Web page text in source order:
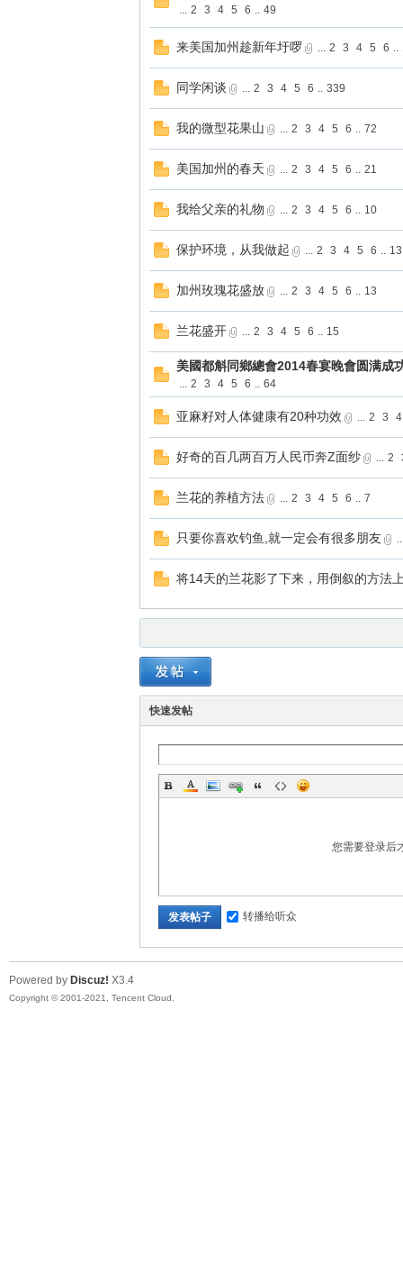
... 2 3 4 5 6 .. 49
来美国加州趁新年圩啰 ... 2 3 4 5 6 ..
同学闲谈 ... 2 3 4 5 6 .. 339
我的微型花果山 ... 2 3 4 5 6 .. 72
美国加州的春天 ... 2 3 4 5 6 .. 21
我给父亲的礼物 ... 2 3 4 5 6 .. 10
保护环境，从我做起 ... 2 3 4 5 6 .. 13
加州玫瑰花盛放 ... 2 3 4 5 6 .. 13
兰花盛开 ... 2 3 4 5 6 .. 15
美國都斛同鄉總會2014春宴晚會圆满成
... 2 3 4 5 6 .. 64
亚麻籽对人体健康有20种功效 ... 2 3 4
好奇的百几两百万人民币奔Z面纱 ... 2
兰花的养植方法 ... 2 3 4 5 6 .. 7
只要你喜欢钓鱼,就一定会有很多朋友
将14天的兰花影了下来，用倒叙的方法
快速发帖
您需要登录后
发表帖子 转播给听众
Powered by Discuz! X3.4
Copyright © 2001-2021, Tencent Cloud.